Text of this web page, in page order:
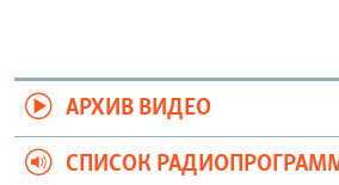
АРХИВ ВИДЕО
СПИСОК